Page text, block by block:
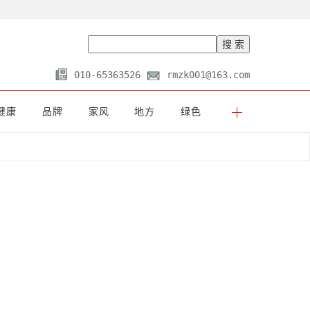
010-65363526 rmzk001@163.com
康 品牌 家风 地方 绿色